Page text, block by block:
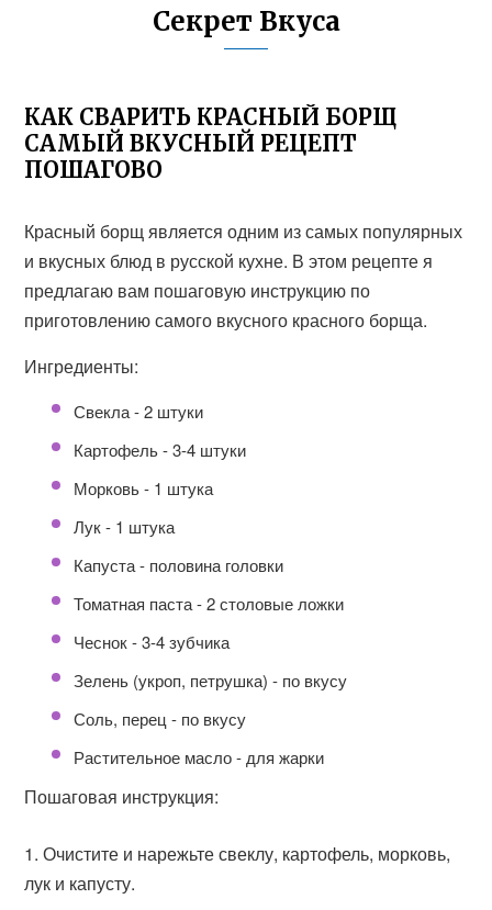
Секрет Вкуса
КАК СВАРИТЬ КРАСНЫЙ БОРЩ
САМЫЙ ВКУСНЫЙ РЕЦЕПТ
ПОШАГОВО
Красный борщ является одним из самых популярных
и вкусных блюд в русской кухне. В этом рецепте я
предлагаю вам пошаговую инструкцию по
приготовлению самого вкусного красного борща.
Ингредиенты:
Свекла - 2 штуки
Картофель - 3-4 штуки
Морковь - 1 штука
Лук - 1 штука
Капуста - половина головки
Томатная паста - 2 столовые ложки
Чеснок - 3-4 зубчика
Зелень (укроп, петрушка) - по вкусу
Соль, перец - по вкусу
Растительное масло - для жарки
Пошаговая инструкция:
Очистите и нарежьте свеклу, картофель, морковь,
лук и капусту.